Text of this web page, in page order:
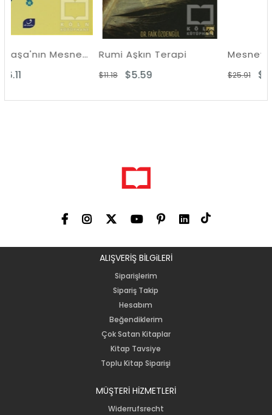
Abidin Paşa'nın Mesnevi Şerhi Rumi Aşkın Terapi Mesnevi'den
ALIŞVERİŞ BİLGiLERİ
Siparişlerim
Sipariş Takip
Hesabım
Beğendiklerim
Çok Satan Kitaplar
Kitap Tavsiye
Toplu Kitap Siparişi
MÜŞTERİ HİZMETLERİ
Widerrufsrecht